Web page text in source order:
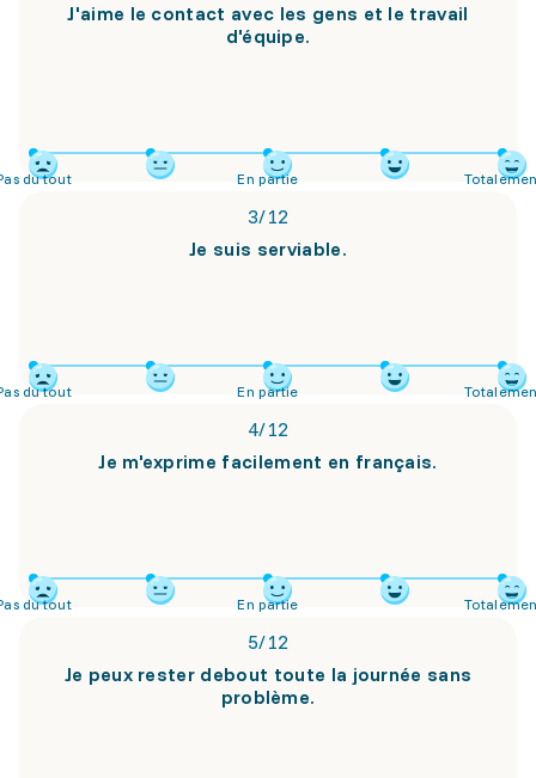
J'aime le contact avec les gens et le travail
d'équipe.
du tout En partie
3/12
Je suis serviable.
du tout En partie
4/12
Je m'exprime facilement en français.
du tout En partie
5/12
Je peux rester debout toute la journée sans
problème.